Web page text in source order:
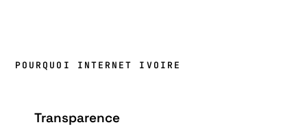
POURQUOI INTERNET IVOIRE
Transparence